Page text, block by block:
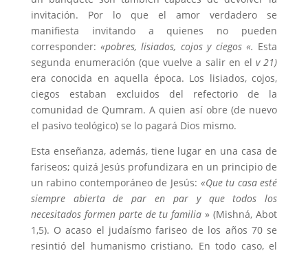
invitación. Por lo que el amor verdadero se
manifiesta invitando a quienes no pueden
corresponder:«pobres, lisiados, cojos y ciegos «. Esta
segunda enumeración (que vuelve a salir en elv 21)
era conocida en aquella época. Los lisiados, cojos,
ciegos estaban excluidos del refectorio de la
comunidad de Qumram. A quien así obre (de nuevo
el pasivo teológico) se lo pagará Dios mismo.
Esta enseñanza, además, tiene lugar en una casa de
fariseos; quizá Jesús profundizara en un principio de
un rabino contemporáneo de Jesús: «Que tu casa esté
siempre abierta de par en par y que todos los
necesitados formen parte de tu familia» (Mishná, Abot
1,5). O acaso el judaísmo fariseo de los años 70 se
resintió del humanismo cristiano. En todo caso, el